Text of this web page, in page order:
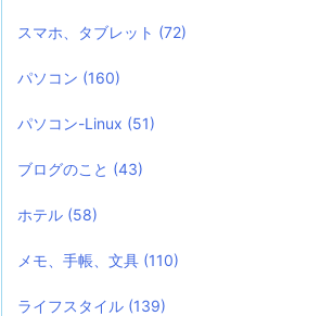
スマホ、タブレット (72)
パソコン (160)
パソコン-Linux (51)
ブログのこと (43)
ホテル (58)
メモ、手帳、文具 (110)
ライフスタイル (139)